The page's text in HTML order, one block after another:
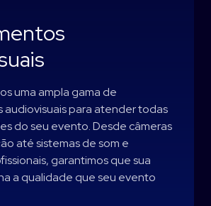
uma ampla gama de
audiovisuais para atender todas
do seu evento. Desde câmeras
até sistemas de som e
garantimos que sua
a qualidade que seu evento